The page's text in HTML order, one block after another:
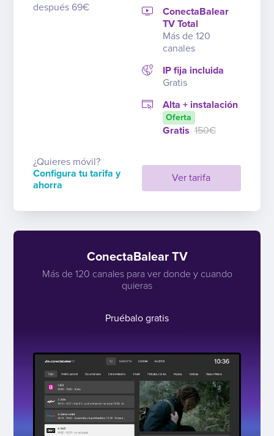
después 69€
Ver tarifa
ConectaBalear
TV Total
Más de 120
canales
IP fija incluida
Gratis
Alta + instalación
Oferta
Gratis 150€
¿Quieres móvil?
Configura tu tarifa y
ahorra
ConectaBalear TV
Más de 120 canales para ver donde y cuando
quieras
Pruébalo gratis